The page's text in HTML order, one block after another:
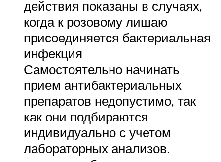
действия показаны в случаях,
когда к розовому лишаю
присоединяется бактериальная
инфекция
Самостоятельно начинать
прием антибактериальных
препаратов недопустимо, так
как они подбираются
индивидуально с учетом
лабораторных анализов.